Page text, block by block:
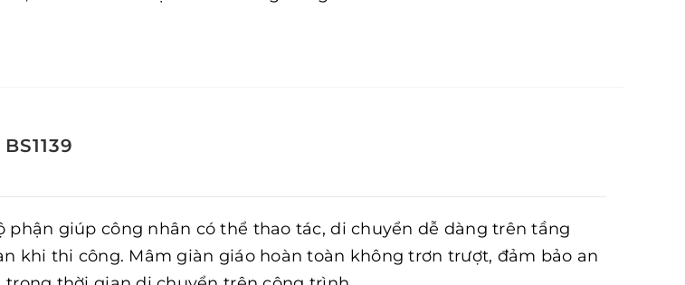
phận giúp công nhân có thể thao tác, di chuyển dễ dàng trên tầng
khi thi công. Mâm giàn giáo hoàn toàn không trơn trượt, đảm bảo an